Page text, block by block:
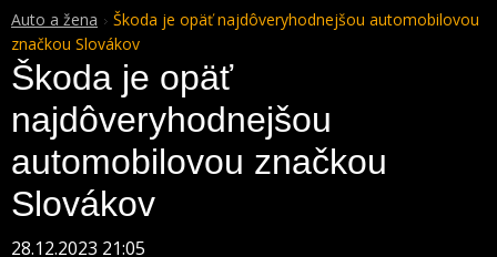
Auto a žena
Škoda je opäť najdôveryhodnejšou automobilovou
značkou Slovákov
Škoda je opäť
najdôveryhodnejšou
automobilovou značkou
Slovákov
28.12.2023 21:05